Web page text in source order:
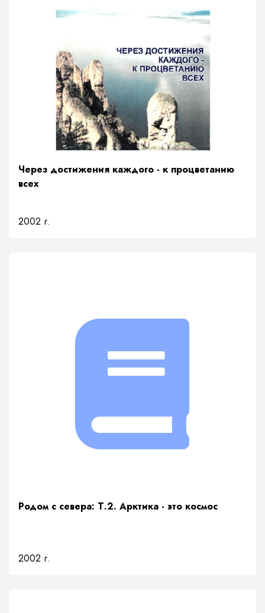
Через достижения каждого - к процветанию
всех
2002 г.
Родом с севера: Т.2. Арктика - это космос
2002 г.